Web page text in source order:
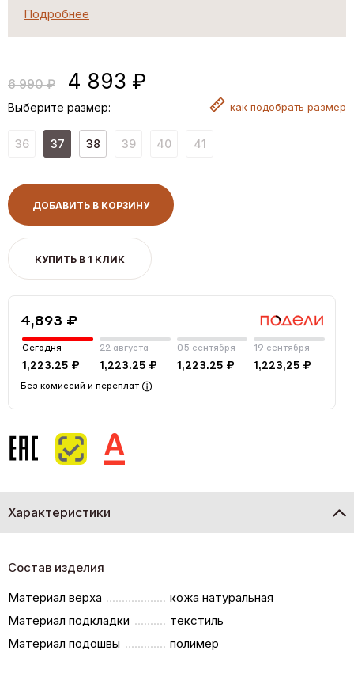
Подробнее
6 990 ₽ 4 893 ₽
Выберите размер: как подобрать размер
36 37 38 39 40 41
ДОБАВИТЬ В КОРЗИНУ
КУПИТЬ В 1 КЛИК
4,893 ₽
Сегодня
1,223.25 ₽
22 августа
1,223.25 ₽
05 сентября
1,223.25 ₽
19 сентября
1,223,25 ₽
Без комиссий и переплат
Характеристики
Состав изделия
Материал верха
кожа натуральная
Материал подкладки
текстиль
Материал подошвы
полимер